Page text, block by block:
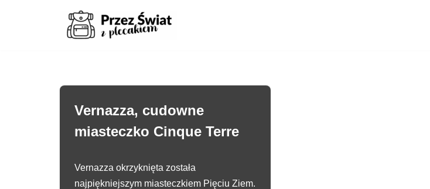
Vernazza, cudowne
miasteczko Cinque Terre
Vernazza okrzyknięta została
najpiękniejszym miasteczkiem Pięciu Ziem.